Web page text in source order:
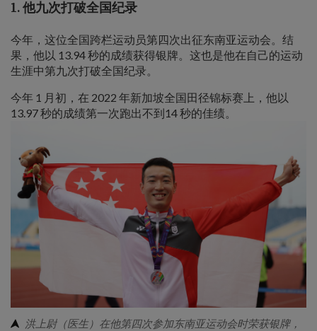
1. 他九次打破全国纪录
今年，这位全国跨栏运动员第四次出征东南亚运动会。结
果，他以 13.94 秒的成绩获得银牌。这也是他在自己的运动
生涯中第九次打破全国纪录。
今年 1 月初，在 2022 年新加坡全国田径锦标赛上，他以
13.97 秒的成绩第一次跑出不到14 秒的佳绩。
洪上尉（医生）在他第四次参加东南亚运动会时荣获银牌，